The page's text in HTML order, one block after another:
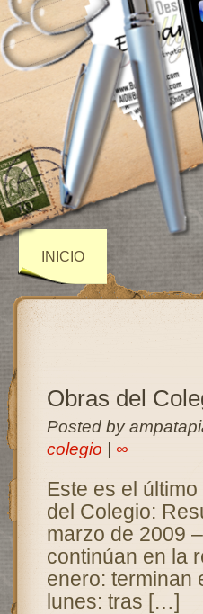
INICIO
Obras del
Posted by
colegio
∞
Este es el
del
marzo de 2009
continúan en la
enero: terminan
lunes: tras […]